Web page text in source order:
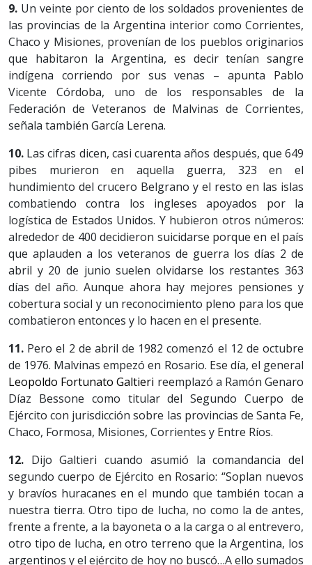
9. Un veinte por ciento de los soldados provenientes de
las provincias de la Argentina interior como Corrientes,
Chaco y Misiones, provenían de los pueblos originarios
que habitaron la Argentina, es decir tenían sangre
indígena corriendo por sus venas – apunta Pablo
Vicente Córdoba, uno de los responsables de la
Federación de Veteranos de Malvinas de Corrientes,
señala también García Lerena.
10. Las cifras dicen, casi cuarenta años después, que 649
pibes murieron en aquella guerra, 323 en el
hundimiento del crucero Belgrano y el resto en las islas
combatiendo contra los ingleses apoyados por la
logística de Estados Unidos. Y hubieron otros números:
alrededor de 400 decidieron suicidarse porque en el país
que aplauden a los veteranos de guerra los días 2 de
abril y 20 de junio suelen olvidarse los restantes 363
días del año. Aunque ahora hay mejores pensiones y
cobertura social y un reconocimiento pleno para los que
combatieron entonces y lo hacen en el presente.
11. Pero el 2 de abril de 1982 comenzó el 12 de octubre
de 1976. Malvinas empezó en Rosario. Ese día, el general
Leopoldo Fortunato Galtieri reemplazó a Ramón Genaro
Díaz Bessone como titular del Segundo Cuerpo de
Ejército con jurisdicción sobre las provincias de Santa Fe,
Chaco, Formosa, Misiones, Corrientes y Entre Ríos.
12. Dijo Galtieri cuando asumió la comandancia del
segundo cuerpo de Ejército en Rosario: “Soplan nuevos
y bravíos huracanes en el mundo que también tocan a
nuestra tierra. Otro tipo de lucha, no como la de antes,
frente a frente, a la bayoneta o a la carga o al entrevero,
otro tipo de lucha, en otro terreno que la Argentina, los
argentinos y el ejército de hoy no buscó…A ello sumados